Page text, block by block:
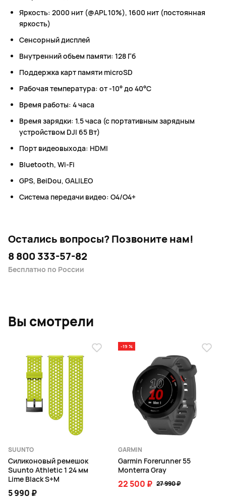
Яркость: 2000 нит (@APL 10%), 1600 нит (постоянная
яркость)
Сенсорный дисплей
Внутренний объем памяти: 128 Гб
Поддержка карт памяти microSD
Рабочая температура: от -10° до 40°C
Время работы: 4 часа
Время зарядки: 1.5 часа (с портативным зарядным
устройством DJI 65 Вт)
Порт видеовыхода: HDMI
Bluetooth, Wi-Fi
GPS, BeiDou, GALILEO
Система передачи видео: O4/O4+
Остались вопросы?Позвоните нам!
8 800 333-57-82
Бесплатно по России
Вы смотрели
SUUNTO
Силиконовый ремешок
Suunto Athletic 1 24 мм
Lime Black S+M
5 990 ₽
-19 %
GARMIN
Garmin Forerunner 55
Monterra Gray
22 500 ₽ 27 990 ₽